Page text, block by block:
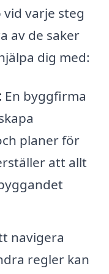
varje steg
av de saker
dig med:
En byggfirma
planer för
att allt
navigera
regler kan